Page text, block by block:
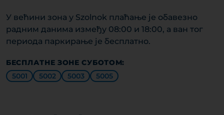
У већини зона у Szolnok плаћање је обавезно
радним данима између 08:00 и 18:00, а ван тог
периода паркирање је бесплатно.
БЕСПЛАТНЕ ЗОНЕ СУБОТОМ:
5001
5002 5003 5005